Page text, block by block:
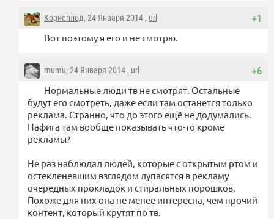
+1
Корнеплод, 24 Января 2014 , url
Вот поэтому я его и не смотрю.
+6
mumu, 24 Января 2014 , url
Нормальные люди тв не смотрят. Остальные
будут его смотреть, даже если там останется только
реклама. Странно, что до этого ещё не додумались.
Нафига там вообще показывать что-то кроме
рекламы?
Не раз наблюдал людей, которые с открытым ртом и
остекленевшим взглядом лупасятся в рекламу
очередных прокладок и стиральных порошков.
Похоже для них она не менее интересна, чем прочий
контент, который крутят по тв.